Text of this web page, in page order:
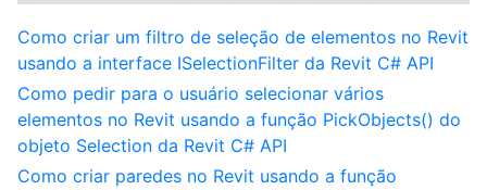
Como criar um filtro de seleção de elementos no Revit
usando a interface ISelectionFilter da Revit C# API
Como pedir para o usuário selecionar vários
elementos no Revit usando a função PickObjects() do
objeto Selection da Revit C# API
Como criar paredes no Revit usando a função